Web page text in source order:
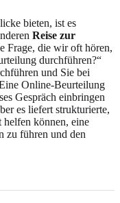
bieten, ist es
Reise zur
Frage, die wir oft hören,
durchführen?“
und Sie bei
Online-Beurteilung
Gespräch einbringen
es liefert strukturierte,
können, eine
zu führen und den